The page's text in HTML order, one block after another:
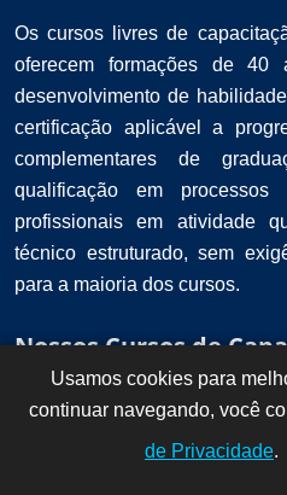
Os cursos livres de
oferecem formações de
desenvolvimento de
certificação aplicável a
complementares de
qualificação em processos
profissionais em atividade
técnico estruturado, sem
para a maioria dos cursos.
Nossos Cursos de
!
Dúvidas? Fale
conosco por
aqui!
Usamos cookies para
continuar navegando, você
de Privacidade.